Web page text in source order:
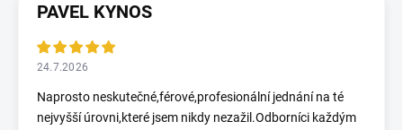
PAVEL KYNOS
24.7.2026
Naprosto neskutečné,férové,profesionální jednání na té
nejvyšší úrovni,které jsem nikdy nezažil.Odborníci každým